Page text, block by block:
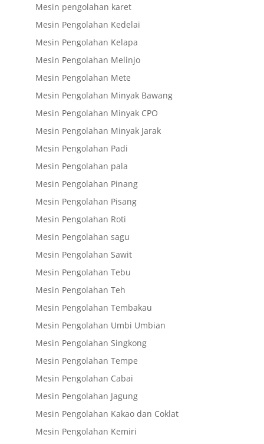
Mesin pengolahan karet
Mesin Pengolahan Kedelai
Mesin Pengolahan Kelapa
Mesin Pengolahan Melinjo
Mesin Pengolahan Mete
Mesin Pengolahan Minyak Bawang
Mesin Pengolahan Minyak CPO
Mesin Pengolahan Minyak Jarak
Mesin Pengolahan Padi
Mesin Pengolahan pala
Mesin Pengolahan Pinang
Mesin Pengolahan Pisang
Mesin Pengolahan Roti
Mesin Pengolahan sagu
Mesin Pengolahan Sawit
Mesin Pengolahan Tebu
Mesin Pengolahan Teh
Mesin Pengolahan Tembakau
Mesin Pengolahan Umbi Umbian
Mesin Pengolahan Singkong
Mesin Pengolahan Tempe
Mesin Pengolahan Cabai
Mesin Pengolahan Jagung
Mesin Pengolahan Kakao dan Coklat
Mesin Pengolahan Kemiri